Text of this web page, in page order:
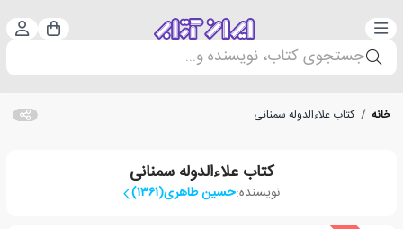
دسته‌بندی سبد
جستجوی کتاب، نویسنده و...
خانه / کتاب علاءالدوله سمنانی
کتاب علاءالدوله سمنانی
نویسنده:حسین طاهری(۱۳۶۱‏‏‏‏‏‏‏‏‏)